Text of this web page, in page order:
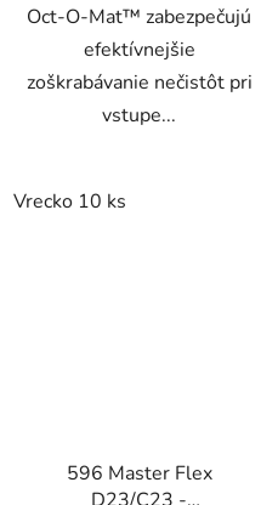
Oct-O-Mat™ zabezpečujú
efektívnejšie
zoškrabávanie nečistôt pri
vstupe...
Vrecko 10 ks
596 Master Flex
D23/C23 -